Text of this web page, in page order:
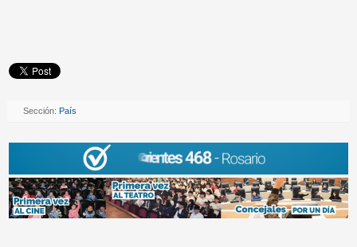
Sección: País